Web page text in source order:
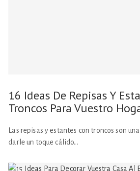
16 Ideas De Repisas Y
Troncos Para Vuestro
Las repisas y estantes con troncos son
darle un toque cálido…